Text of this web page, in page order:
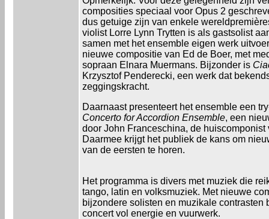
composities speciaal voor Opus 2
dus getuige zijn van enkele
violist Lorre Lynn Trytten is als gastsolist
samen met het ensemble eigen werk
nieuwe compositie van Ed de Boer, met
sopraan Elnara Muermans. Bijzonder is
Krzysztof Penderecki, een werk dat
zeggingskracht.
Daarnaast presenteert het ensemble een
Concerto for Accordion Ensemble, een
door John Franceschina, de huiscomponist
Daarmee krijgt het publiek de kans om
van de eersten te horen.
Het programma is divers met muziek die
tango, latin en volksmuziek. Met nieuwe
bijzondere solisten en muzikale contrasten
concert vol energie en vuurwerk.